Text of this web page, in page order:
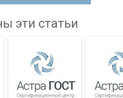
эти статьи